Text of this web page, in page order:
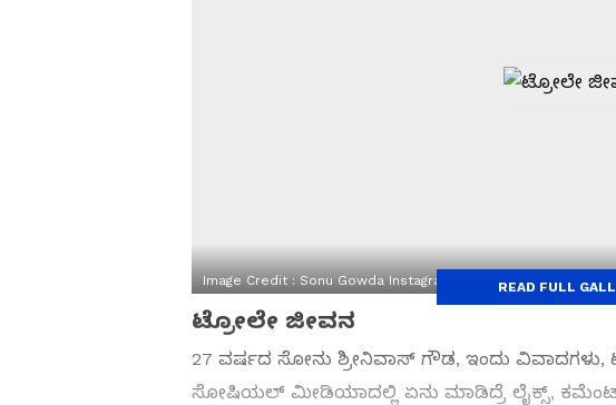
Image Credit : Sonu Gowda Instagram
ಟ್ರೋಲೇ ಜೀವನ
27 ವರ್ಷದ ಸೋನು ಶ್ರೀನಿವಾಸ್‌ ಗೌಡ, ಇಂದು
ಸೋಷಿಯಲ್​ ಮೀಡಿಯಾದಲ್ಲಿ ಏನು ಮಾಡಿದ್ರೆ ಲೈಕ್ಸ್,
READ FULL